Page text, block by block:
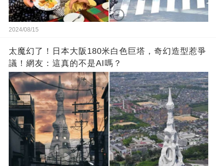
2024/08/15
太魔幻了！日本大阪180米白色巨塔，奇幻造型惹爭
議！網友：這真的不是AI嗎？